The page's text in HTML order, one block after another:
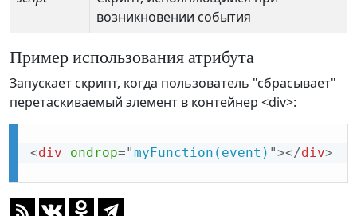
возникновении события
Пример использования атрибута
Запускает скрипт, когда пользователь "сбрасывает"
перетаскиваемый элемент в контейнер <div>:
<div ondrop="myFunction(event) "></div>